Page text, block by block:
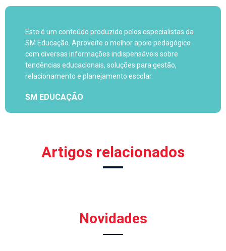
Este é um conteúdo produzido pelos especialistas da
SM Educação. Aproveite o melhor apoio pedagógico
com diversas informações indispensáveis sobre
tendências educacionais, soluções para gestão,
relacionamento e planejamento escolar.
SM EDUCAÇÃO
Artigos relacionados
Novidades